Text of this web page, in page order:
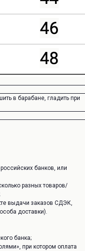
в барабане, гладить при
банков, или
разных товаров/
выдачи заказов СДЭК,
доставки).
банка;
при котором оплата